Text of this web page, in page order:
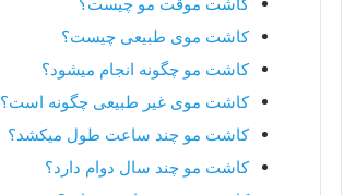
کاشت موی طبیعی چیست؟
کاشت مو چگونه انجام میشود؟
کاشت موی غیر طبیعی چگونه است؟
کاشت مو چند ساعت طول میکشد؟
کاشت مو چند سال دوام دارد؟